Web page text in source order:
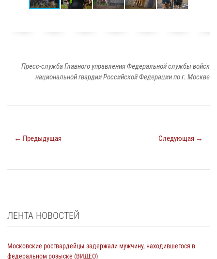
Пресс-служба Главного управления Федеральной службы войск
национальной гвардии Российской Федерации по г. Москве
← Предыдущая Следующая →
ЛЕНТА НОВОСТЕЙ
Московские росгвардейцы задержали мужчину, находившегося в
федеральном розыске (ВИДЕО)